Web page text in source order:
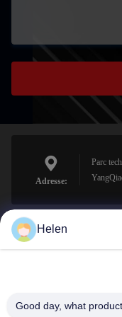
Adresse:
Parc
Helen
Good day, what